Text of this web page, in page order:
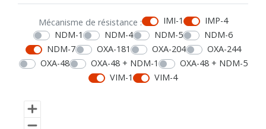
Mécanisme de résistance : IMI-1
IMP-4
NDM-1
NDM-4 NDM-5
NDM-6
NDM-7
OXA-181 OXA-204
OXA-244
OXA-48
OXA-48 + NDM-1
OXA-48 + NDM-5
VIM-1
VIM-4